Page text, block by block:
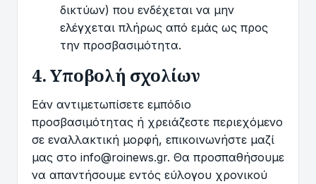
δικτύων) που ενδέχεται να μην
ελέγχεται πλήρως από εμάς ως προς
την προσβασιμότητα.
4. Υποβολή σχολίων
Εάν αντιμετωπίσετε εμπόδιο
προσβασιμότητας ή χρειάζεστε περιεχόμενο
σε εναλλακτική μορφή, επικοινωνήστε μαζί
μας στο info@roinews.gr. Θα προσπαθήσουμε
να απαντήσουμε εντός εύλογου χρονικού